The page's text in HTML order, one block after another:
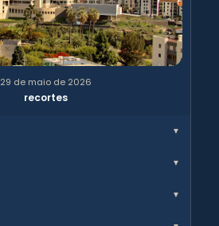
29 de maio de 2026
recortes
▼
▼
▼